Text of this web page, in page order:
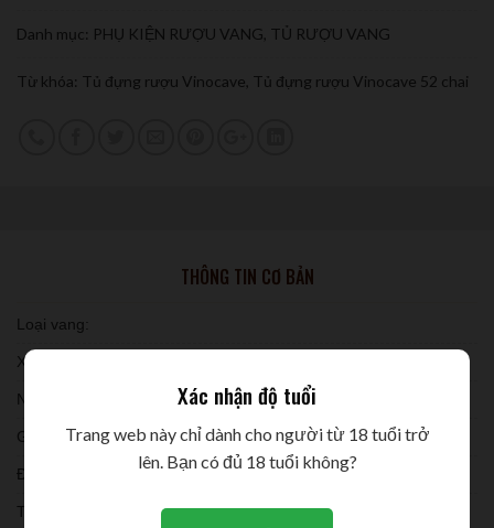
Danh mục: PHỤ KIỆN RƯỢU VANG TỦ RƯỢU VANG
Từ khóa: Tủ đựng rượu Vinocave Tủ đựng rượu Vinocave 52 chai
THÔNG TIN CƠ BẢN
Loại vang:
Xuất xứ:
Niên vụ:
Giống nho:
Đóng chai:
Thời gian ủ:
Xác nhận độ tuổi
Trang web này chỉ dành cho người từ 18 tuổi trở
lên. Bạn có đủ 18 tuổi không?